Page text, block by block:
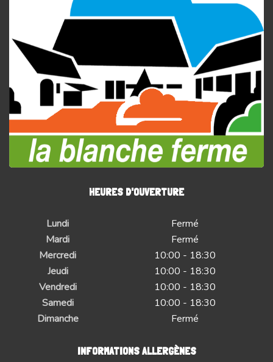
HEURES D'OUVERTURE
Lundi
Fermé
Mardi
Fermé
Mercredi
10:00 - 18:30
Jeudi
10:00 - 18:30
Vendredi
10:00 - 18:30
Samedi
10:00 - 18:30
Dimanche
Fermé
INFORMATIONS ALLERGÈNES